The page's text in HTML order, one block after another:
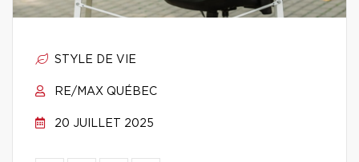
STYLE DE VIE
RE/MAX QUÉBEC
20 JUILLET 2025